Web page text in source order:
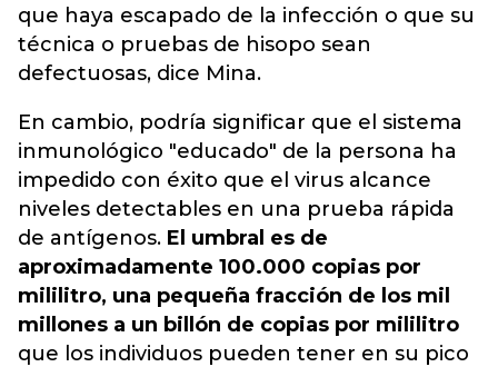
que haya escapado de la infección o que su
técnica o pruebas de hisopo sean
defectuosas, dice Mina.
En cambio, podría significar que el sistema
inmunológico "educado" de la persona ha
impedido con éxito que el virus alcance
niveles detectables en una prueba rápida
de antígenos. El umbral es de
aproximadamente 100.000 copias por
mililitro, una pequeña fracción de los mil
millones a un billón de copias por mililitro
que los individuos pueden tener en su pico